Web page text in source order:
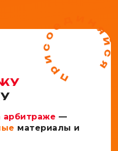
арбитраже —
материалы и